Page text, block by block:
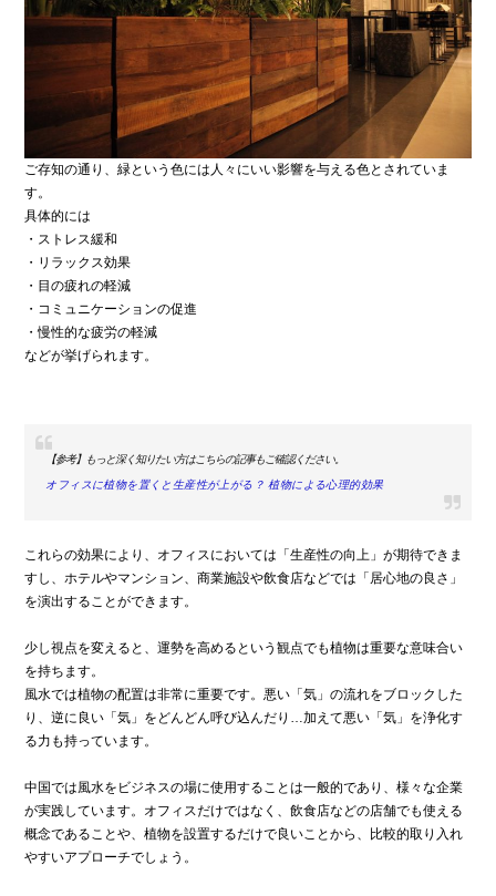
ご存知の通り、緑という色には人々にいい影響を与える色とされていま
す。
具体的には
・ストレス緩和
・リラックス効果
・目の疲れの軽減
・コミュニケーションの促進
・慢性的な疲労の軽減
などが挙げられます。
【参考】もっと深く知りたい方はこちらの記事もご確認ください。
オフィスに植物を置くと生産性が上がる？ 植物による心理的効果
これらの効果により、オフィスにおいては「生産性の向上」が期待できま
すし、ホテルやマンション、商業施設や飲食店などでは「居心地の良さ」
を演出することができます。
少し視点を変えると、運勢を高めるという観点でも植物は重要な意味合い
を持ちます。
風水では植物の配置は非常に重要です。悪い「気」の流れをブロックした
り、逆に良い「気」をどんどん呼び込んだり…加えて悪い「気」を浄化す
る力も持っています。
中国では風水をビジネスの場に使用することは一般的であり、様々な企業
が実践しています。オフィスだけではなく、飲食店などの店舗でも使える
概念であることや、植物を設置するだけで良いことから、比較的取り入れ
やすいアプローチでしょう。